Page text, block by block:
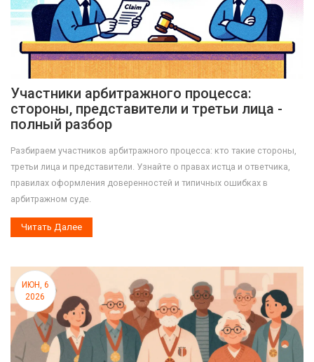
Участники арбитражного процесса:
стороны, представители и третьи лица -
полный разбор
Разбираем участников арбитражного процесса: кто такие стороны,
третьи лица и представители. Узнайте о правах истца и ответчика,
правилах оформления доверенностей и типичных ошибках в
арбитражном суде.
Читать Далее
ИЮН, 6
2026